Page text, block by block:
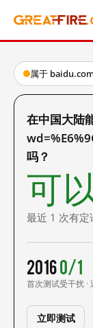
属于
在中国大
吗？
可
最近 1 次有定
2016
首次测试
0/1
受干扰 ·
立即测试